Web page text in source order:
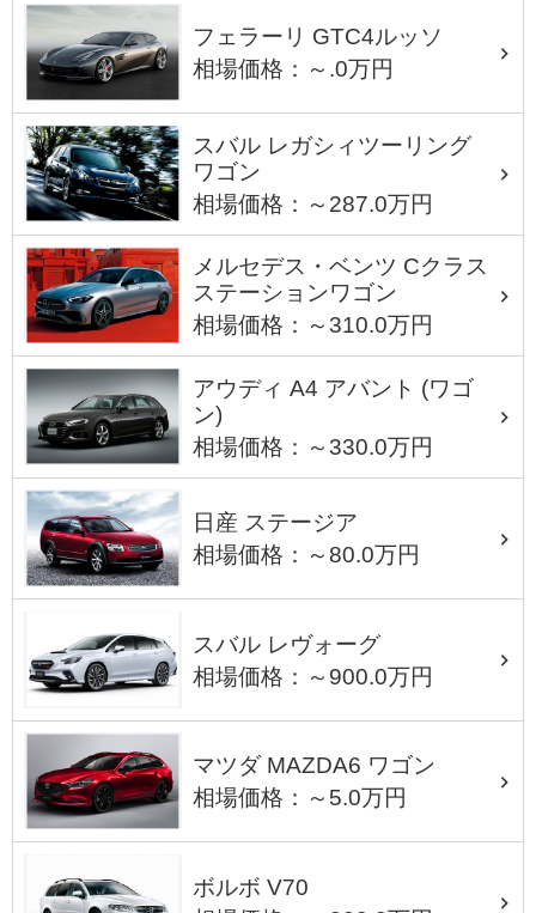
フェラーリ GTC4ルッソ
相場価格：～.0万円
スバル レガシィツーリング
ワゴン
相場価格：～287.0万円
メルセデス・ベンツ Cクラス
ステーションワゴン
相場価格：～310.0万円
アウディ A4 アバント (ワゴ
ン)
相場価格：～330.0万円
日産 ステージア
相場価格：～80.0万円
スバル レヴォーグ
相場価格：～900.0万円
マツダ MAZDA6 ワゴン
相場価格：～5.0万円
ボルボ V70